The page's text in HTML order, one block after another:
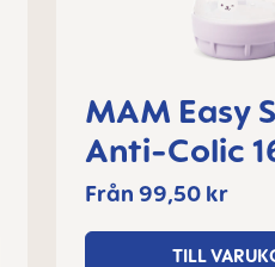
MAM Easy
Anti-Colic
nappflaska
månader, 1
Från 99,50 kr
TILL